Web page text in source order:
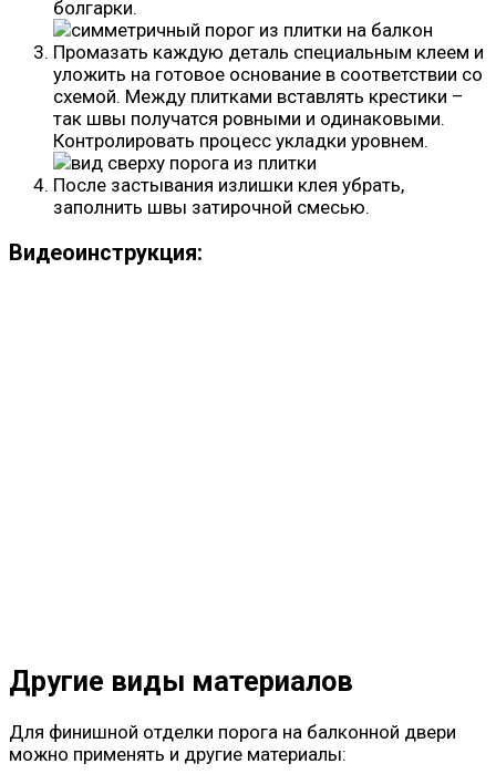
болгарки.
Промазать каждую деталь специальным клеем и
уложить на готовое основание в соответствии со
схемой. Между плитками вставлять крестики –
так швы получатся ровными и одинаковыми.
Контролировать процесс укладки уровнем.
После застывания излишки клея убрать,
заполнить швы затирочной смесью.
Видеоинструкция:
Другие виды материалов
Для финишной отделки порога на балконной двери
можно применять и другие материалы: